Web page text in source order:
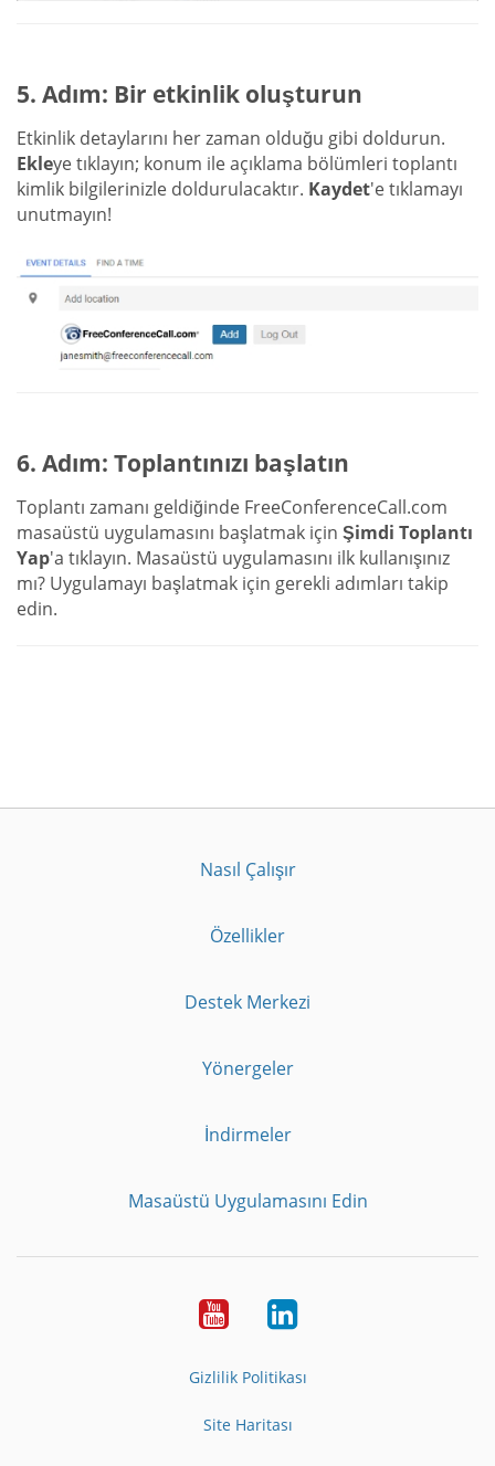
5. Adım: Bir etkinlik oluşturun
Etkinlik detaylarını her zaman olduğu gibi doldurun.
Ekleye tıklayın; konum ile açıklama bölümleri toplantı
kimlik bilgilerinizle doldurulacaktır. Kaydet'e tıklamayı
unutmayın!
6. Adım: Toplantınızı başlatın
Toplantı zamanı geldiğinde FreeConferenceCall.com
masaüstü uygulamasını başlatmak için Şimdi Toplantı
Yap'a tıklayın. Masaüstü uygulamasını ilk kullanışınız
mı? Uygulamayı başlatmak için gerekli adımları takip
edin.
Nasıl Çalışır
Özellikler
Destek Merkezi
Yönergeler
İndirmeler
Masaüstü Uygulamasını Edin
YoutubeLinkedIn
Gizlilik Politikası
Site Haritası